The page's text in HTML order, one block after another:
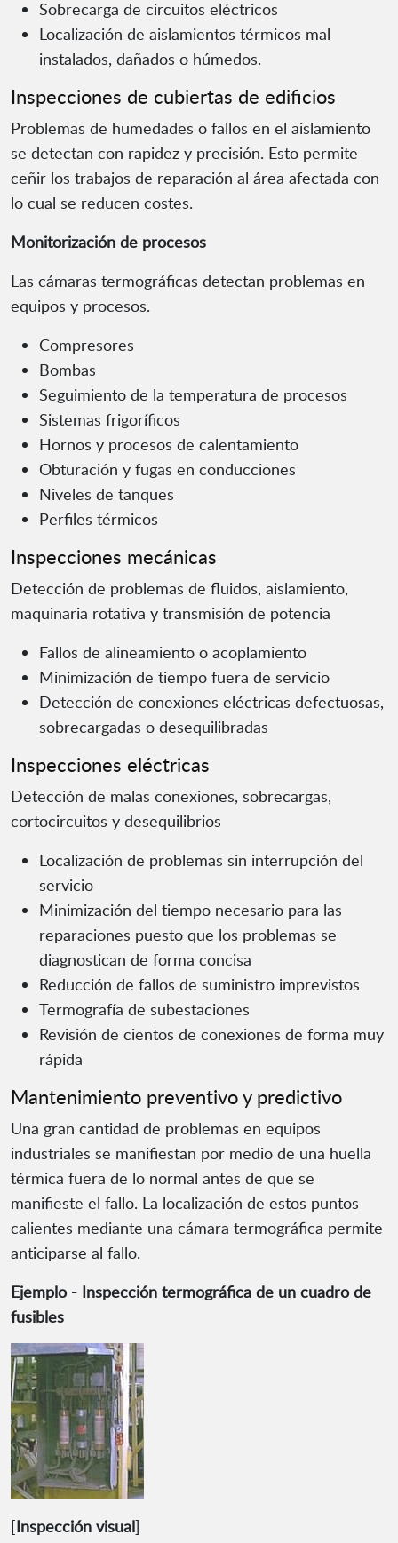
Sobrecarga de circuitos eléctricos
Localización de aislamientos térmicos mal
instalados, dañados o húmedos.
Inspecciones de cubiertas de edificios
Problemas de humedades o fallos en el aislamiento
se detectan con rapidez y precisión. Esto permite
ceñir los trabajos de reparación al área afectada con
lo cual se reducen costes.
Monitorización de procesos
Las cámaras termográficas detectan problemas en
equipos y procesos.
Compresores
Bombas
Seguimiento de la temperatura de procesos
Sistemas frigoríficos
Hornos y procesos de calentamiento
Obturación y fugas en conducciones
Niveles de tanques
Perfiles térmicos
Inspecciones mecánicas
Detección de problemas de fluidos, aislamiento,
maquinaria rotativa y transmisión de potencia
Fallos de alineamiento o acoplamiento
Minimización de tiempo fuera de servicio
Detección de conexiones eléctricas defectuosas,
sobrecargadas o desequilibradas
Inspecciones eléctricas
Detección de malas conexiones, sobrecargas,
cortocircuitos y desequilibrios
Localización de problemas sin interrupción del
servicio
Minimización del tiempo necesario para las
reparaciones puesto que los problemas se
diagnostican de forma concisa
Reducción de fallos de suministro imprevistos
Termografía de subestaciones
Revisión de cientos de conexiones de forma muy
rápida
Mantenimiento preventivo y predictivo
Una gran cantidad de problemas en equipos
industriales se manifiestan por medio de una huella
térmica fuera de lo normal antes de que se
manifieste el fallo. La localización de estos puntos
calientes mediante una cámara termográfica permite
anticiparse al fallo.
Ejemplo - Inspección termográfica de un cuadro de
fusibles
[Inspección visual]